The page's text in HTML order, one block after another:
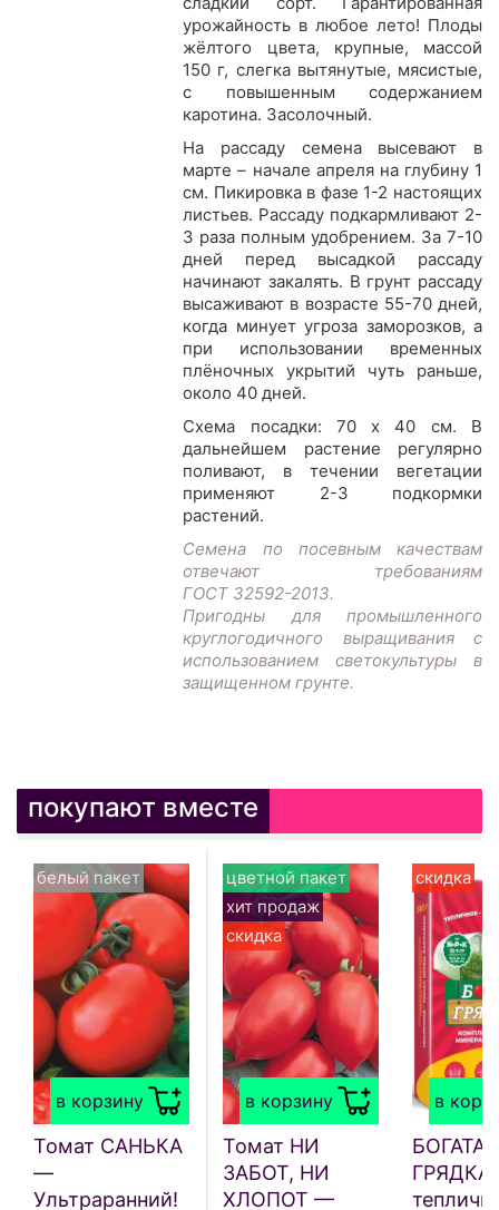
урожайность в любое лето! Плоды
жёлтого цвета, крупные, массой
150 г, слегка вытянутые, мясистые,
с повышенным содержанием
каротина. Засолочный.
На рассаду семена высевают в
марте – начале апреля на глубину 1
см. Пикировка в фазе 1-2 настоящих
листьев. Рассаду подкармливают 2-
3 раза полным удобрением. За 7-10
дней перед высадкой рассаду
начинают закалять. В грунт рассаду
высаживают в возрасте 55-70 дней,
когда минует угроза заморозков, а
при использовании временных
плёночных укрытий чуть раньше,
около 40 дней.
Схема посадки: 70 х 40 см. В
дальнейшем растение регулярно
поливают, в течении вегетации
применяют 2-3 подкормки
растений.
Семена по посевным качествам
отвечают требованиям
ГОСТ 32592-2013.
Пригодны для промышленного
круглогодичного выращивания с
использованием светокультуры в
защищенном грунте.
покупают вместе
в корзину
белый пакет
Томат САНЬКА
—
Ультраранний!
в корзину
цветной пакет
хит продаж
скидка
Томат НИ
ЗАБОТ, НИ
ХЛОПОТ —
в
скидка
БОГАТАЯ
ГРЯДКА